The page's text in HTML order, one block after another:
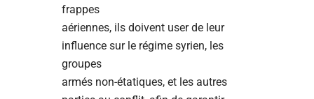
frappes
aériennes, ils doivent user de leur
influence sur le régime syrien, les
groupes
armés non-étatiques, et les autres